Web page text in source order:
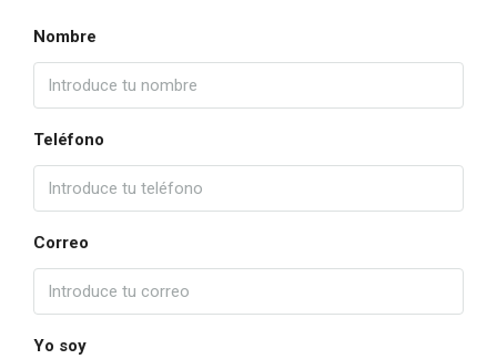
Nombre
Teléfono
Correo
Yo soy